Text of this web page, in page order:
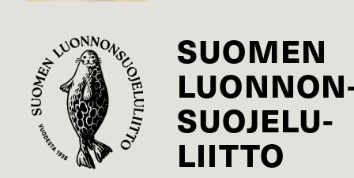
SUOMEN
SUOJELU­
LIITTO